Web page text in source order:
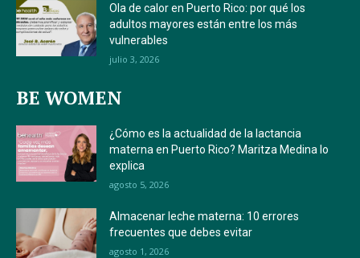
Ola de calor en Puerto Rico: por qué los
adultos mayores están entre los más
vulnerables
julio 3, 2026
BE WOMEN
¿Cómo es la actualidad de la lactancia
materna en Puerto Rico? Maritza Medina lo
explica
agosto 5, 2026
Almacenar leche materna: 10 errores
frecuentes que debes evitar
agosto 1, 2026